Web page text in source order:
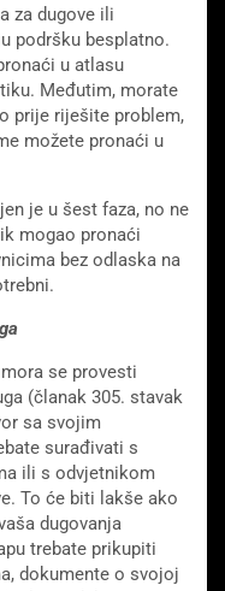
za dugove ili
podršku besplatno.
u atlasu
Međutim, morate
prije riješite problem,
možete pronaći u
je u šest faza, no ne
mogao pronaći
bez odlaska na
se provesti
(članak 305. stavak
sa svojim
surađivati ​​s
ili s odvjetnikom
To će biti lakše ako
dugovanja
trebate prikupiti
dokumente o svojoj